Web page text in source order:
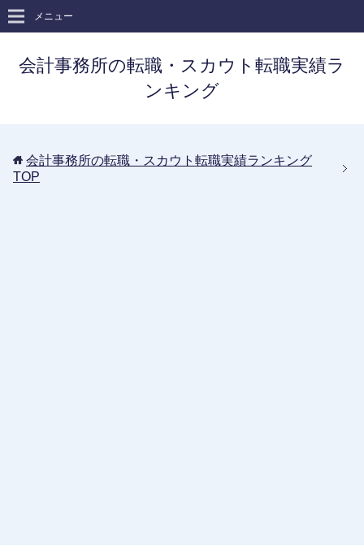
会計事務所の転職・スカウト転職実績ラ
ンキング
メニュー
会計事務所の転職・スカウト転職実績ランキング
TOP